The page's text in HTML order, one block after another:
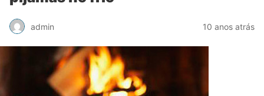
admin 10 anos atrás